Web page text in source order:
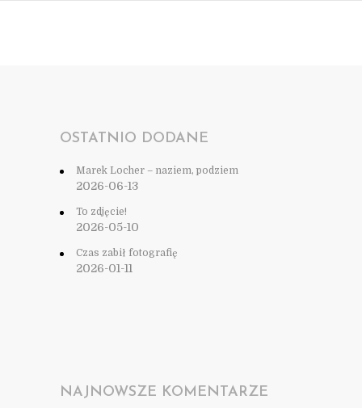
OSTATNIO DODANE
Marek Locher – naziem, podziem
2026-06-13
To zdjęcie!
2026-05-10
Czas zabił fotografię
2026-01-11
NAJNOWSZE KOMENTARZE